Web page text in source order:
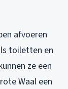
afvoeren
toiletten en
ze een
Waal een